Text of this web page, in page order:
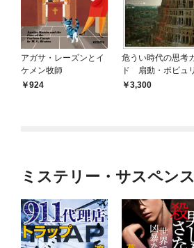
アガサ・レーズンとイ
ケメン牧師
924
危うい時代の思考
ド 扇動・ポピュリ
ム・フェイクにどう
3,300
ミステリー・サスペン